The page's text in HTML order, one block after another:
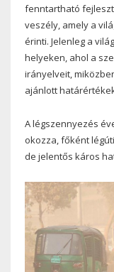
fenntartható
veszély, amely a
érinti. Jelenleg a
helyeken, ahol a
irányelveit,
ajánlott
A légszennyezés
okozza, főként
de jelentős káros